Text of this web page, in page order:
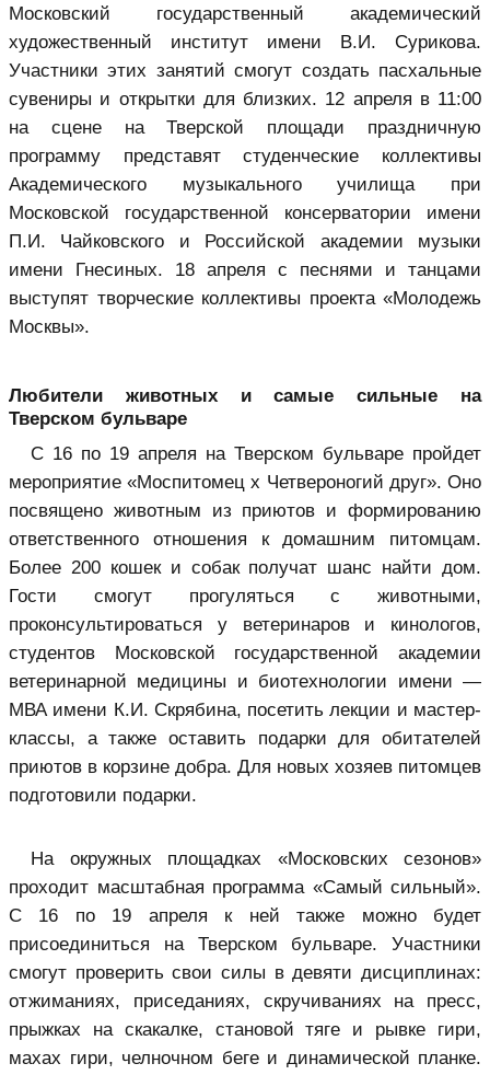
Московский государственный академический
художественный институт имени В.И. Сурикова.
Участники этих занятий смогут создать пасхальные
сувениры и открытки для близких. 12 апреля в 11:00
на сцене на Тверской площади праздничную
программу представят студенческие коллективы
Академического музыкального училища при
Московской государственной консерватории имени
П.И. Чайковского и Российской академии музыки
имени Гнесиных. 18 апреля с песнями и танцами
выступят творческие коллективы проекта «Молодежь
Москвы».
Любители животных и самые сильные на
Тверском бульваре
С 16 по 19 апреля на Тверском бульваре пройдет
мероприятие «Моспитомец х Четвероногий друг». Оно
посвящено животным из приютов и формированию
ответственного отношения к домашним питомцам.
Более 200 кошек и собак получат шанс найти дом.
Гости смогут прогуляться с животными,
проконсультироваться у ветеринаров и кинологов,
студентов Московской государственной академии
ветеринарной медицины и биотехнологии имени —
МВА имени К.И. Скрябина, посетить лекции и мастер-
классы, а также оставить подарки для обитателей
приютов в корзине добра. Для новых хозяев питомцев
подготовили подарки.
На окружных площадках «Московских сезонов»
проходит масштабная программа «Самый сильный».
С 16 по 19 апреля к ней также можно будет
присоединиться на Тверском бульваре. Участники
смогут проверить свои силы в девяти дисциплинах:
отжиманиях, приседаниях, скручиваниях на пресс,
прыжках на скакалке, становой тяге и рывке гири,
махах гири, челночном беге и динамической планке.